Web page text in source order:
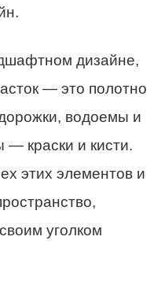
дизайне,
— это полотно
водоемы и
краски и кисти.
этих элементов и
уголком